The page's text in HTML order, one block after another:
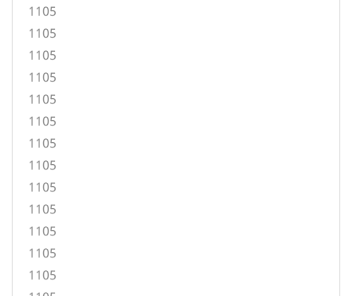
1105
1105
1105
1105
1105
1105
1105
1105
1105
1105
1105
1105
1105